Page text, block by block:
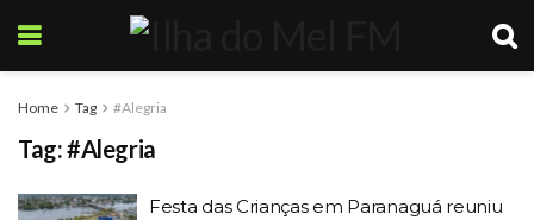
Home Tag #Alegria
Tag:#Alegria
Festa das Crianças em Paranaguá reuniu